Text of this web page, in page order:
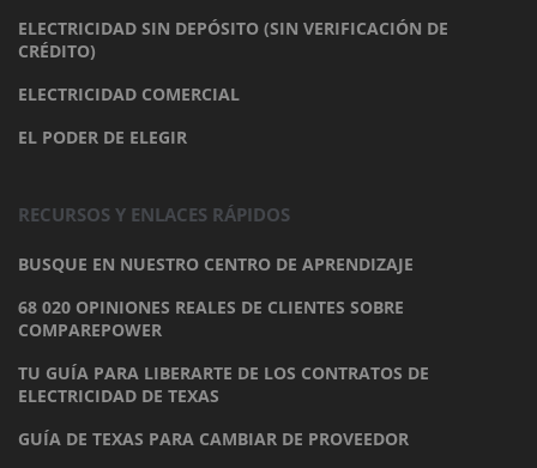
ELECTRICIDAD SIN DEPÓSITO (SIN VERIFICACIÓN DE
CRÉDITO)
ELECTRICIDAD COMERCIAL
EL PODER DE ELEGIR
RECURSOS Y ENLACES RÁPIDOS
BUSQUE EN NUESTRO CENTRO DE APRENDIZAJE
68 020 OPINIONES REALES DE CLIENTES SOBRE
COMPAREPOWER
TU GUÍA PARA LIBERARTE DE LOS CONTRATOS DE
ELECTRICIDAD DE TEXAS
GUÍA DE TEXAS PARA CAMBIAR DE PROVEEDOR